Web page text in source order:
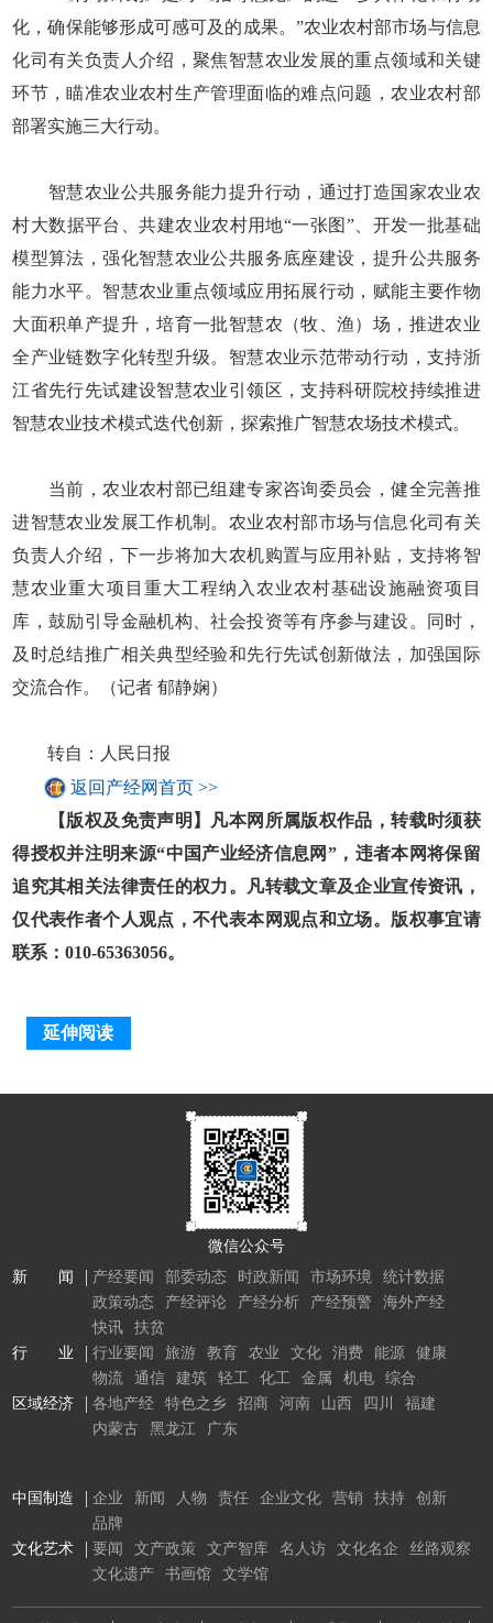
化，确保能够形成可感可及的成果。”农业农村部市场与信息
化司有关负责人介绍，聚焦智慧农业发展的重点领域和关键
环节，瞄准农业农村生产管理面临的难点问题，农业农村部
部署实施三大行动。
智慧农业公共服务能力提升行动，通过打造国家农业农
村大数据平台、共建农业农村用地“一张图”、开发一批基础
模型算法，强化智慧农业公共服务底座建设，提升公共服务
能力水平。智慧农业重点领域应用拓展行动，赋能主要作物
大面积单产提升，培育一批智慧农（牧、渔）场，推进农业
全产业链数字化转型升级。智慧农业示范带动行动，支持浙
江省先行先试建设智慧农业引领区，支持科研院校持续推进
智慧农业技术模式迭代创新，探索推广智慧农场技术模式。
当前，农业农村部已组建专家咨询委员会，健全完善推
进智慧农业发展工作机制。农业农村部市场与信息化司有关
负责人介绍，下一步将加大农机购置与应用补贴，支持将智
慧农业重大项目重大工程纳入农业农村基础设施融资项目
库，鼓励引导金融机构、社会投资等有序参与建设。同时，
及时总结推广相关典型经验和先行先试创新做法，加强国际
交流合作。（记者 郁静娴）
转自：人民日报
返回产经网首页 >>
【版权及免责声明】凡本网所属版权作品，转载时须获
得授权并注明来源“中国产业经济信息网”，违者本网将保留
追究其相关法律责任的权力。凡转载文章及企业宣传资讯，
仅代表作者个人观点，不代表本网观点和立场。版权事宜请
联系：010-65363056。
延伸阅读
微信公众号
新 闻
产经要闻 部委动态 时政新闻 市场环境
统计数据
政策动态
产经评论 产经分析 产经预警
海外产经
快讯
扶贫
行 业
行业要闻 旅游 教育 农业 文化 消费 能源
健康
物流
通信 建筑 轻工 化工 金属 机电
综合
区域经济
各地产经 特色之乡 招商 河南 山西 四川
福建
内蒙古
黑龙江 广东
中国制造 企业 新闻 人物 责任 企业文化 营销 扶持
创新
品牌
文化艺术
要闻 文产政策 文产智库 名人访 文化名企
丝路观察
文化遗产
书画馆 文学馆